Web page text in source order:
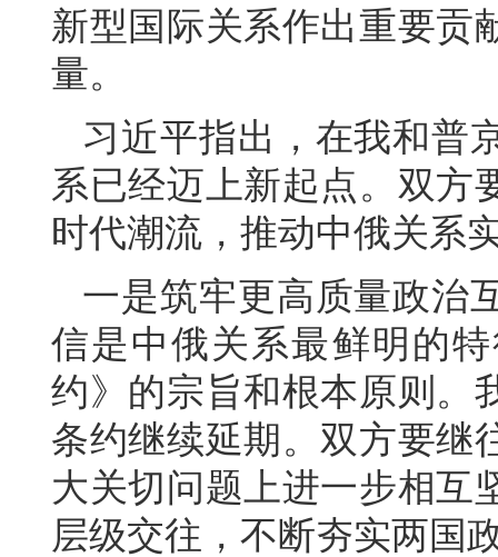
新型国际关系作出重要贡
量。
习近平指出，在我和普
系已经迈上新起点。双方
时代潮流，推动中俄关系
一是筑牢更高质量政治
信是中俄关系最鲜明的
约》的宗旨和根本原则。
条约继续延期。双方要继
大关切问题上进一步相互
层级交往，不断夯实两国